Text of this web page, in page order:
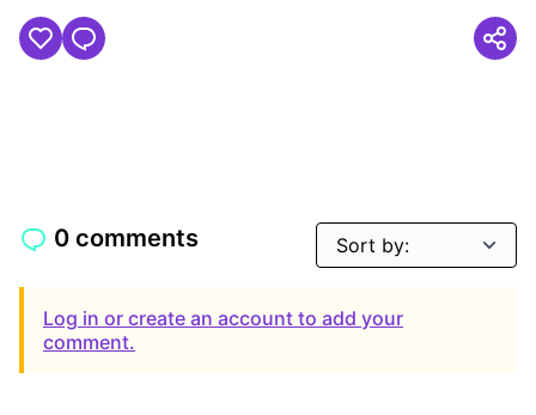
0 comments
Log in or create an account to add your
comment.